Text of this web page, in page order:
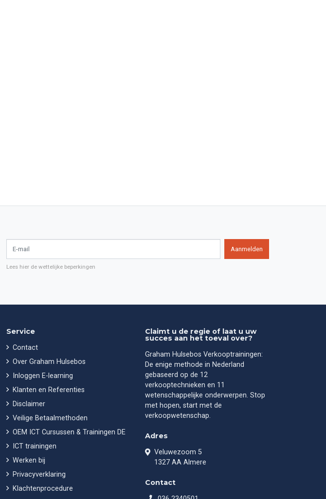
E-mail
Aanmelden
Lees hier de wettelijke beperkingen
Service
Contact
Over Graham Hulsebos
Inloggen E-learning
Klanten en Referenties
Disclaimer
Veilige Betaalmethoden
OEM ICT Cursussen & Trainingen DE
ICT trainingen
Werken bij
Privacyverklaring
Klachtenprocedure
Claimt u de regie of laat u uw
succes aan het toeval over?
Graham Hulsebos Verkooptrainingen:
De enige methode in Nederland
gebaseerd op de 12
verkooptechnieken en 11
wetenschappelijke onderwerpen. Stop
met hopen, start met de
verkoopwetenschap.
Adres
Veluwezoom 5
1327 AA Almere
Contact